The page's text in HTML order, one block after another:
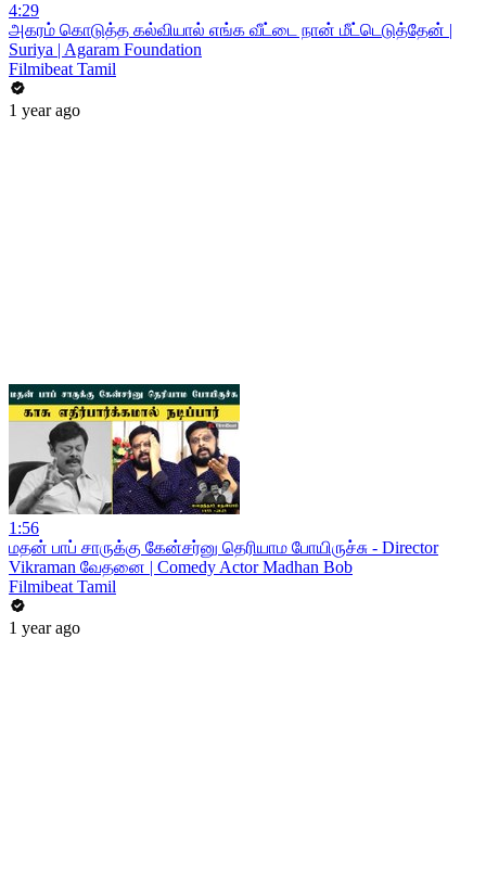
4:29
அகரம் கொடுத்த கல்வியால் எங்க வீட்டை நான் மீட்டெடுத்தேன் |
Suriya | Agaram Foundation
Filmibeat Tamil
1 year ago
1:56
மதன் பாப் சாருக்கு கேன்சர்னு தெரியாம போயிருச்சு - Director
Vikraman வேதனை | Comedy Actor Madhan Bob
Filmibeat Tamil
1 year ago